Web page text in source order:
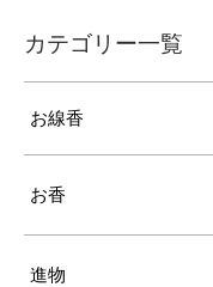
カテゴリー一覧
お線香
お香
進物